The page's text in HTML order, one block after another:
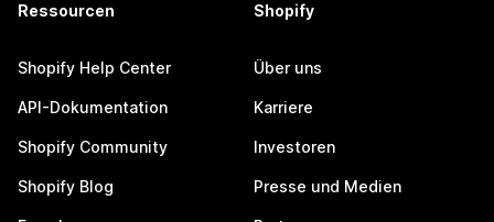
Ressourcen
Shopify Help Center
API-Dokumentation
Shopify Community
Shopify Blog
Shopify
Über uns
Karriere
Investoren
Presse und Medien